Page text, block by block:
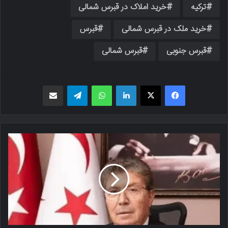
ترکیه
خرید املاک در قبرس شمالی
خرید ملک در قبرس شمالی
قبرس
قبرس جنوبی
قبرس شمالی
فیسبوک X لینکدین واتس اپ